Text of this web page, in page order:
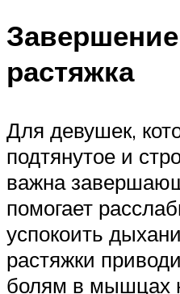
растяжка
Для девушек,
подтянутое и
важна
помогает
успокоить
растяжки
болям в мышцах